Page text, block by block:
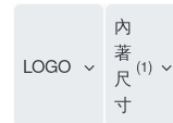
LOGO
內
著
尺
寸
1